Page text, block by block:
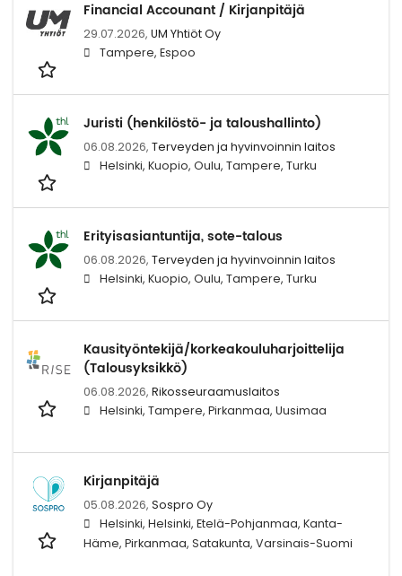
Financial Accounant / Kirjanpitäjä
29.07.2026, UM Yhtiöt Oy
Tampere, Espoo
Juristi (henkilöstö- ja taloushallinto)
06.08.2026, Terveyden ja hyvinvoinnin laitos
Helsinki, Kuopio, Oulu, Tampere, Turku
Erityisasiantuntija, sote-talous
06.08.2026, Terveyden ja hyvinvoinnin laitos
Helsinki, Kuopio, Oulu, Tampere, Turku
Kausityöntekijä/korkeakouluharjoittelija
(Talousyksikkö)
06.08.2026, Rikosseuraamuslaitos
Helsinki, Tampere, Pirkanmaa, Uusimaa
Kirjanpitäjä
05.08.2026, Sospro Oy
Helsinki, Helsinki, Etelä-Pohjanmaa, Kanta-
Häme, Pirkanmaa, Satakunta, Varsinais-Suomi